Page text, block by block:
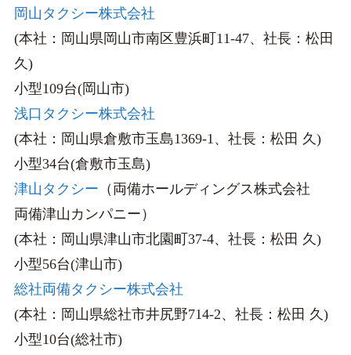
岡山タクシー株式会社
(本社：岡山県岡山市南区豊浜町11-47、社長：松田
久)
小型109台(岡山市)
浅口タクシー株式会社
(本社：岡山県倉敷市玉島1369-1、社長：松田 久)
小型34台(倉敷市玉島)
津山タクシー （両備ホールディングス株式会社
両備津山カンパニー）
(本社：岡山県津山市北園町37-4、社長：松田 久)
小型56台(津山市)
総社両備タクシー株式会社
(本社：岡山県総社市井尻野714-2、社長：松田 久)
小型10台(総社市)